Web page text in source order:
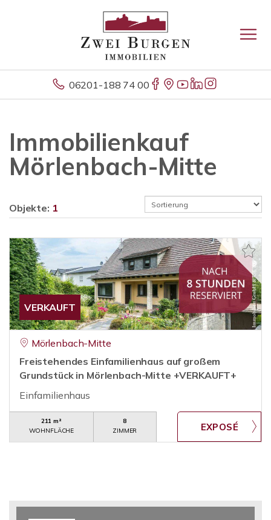
06201-188 74 00
Immobilienkauf
Mörlenbach-Mitte
Objekte: 1
VERKAUFT
Mörlenbach-Mitte
Freistehendes Einfamilienhaus auf großem
Grundstück in Mörlenbach-Mitte +VERKAUFT+
Einfamilienhaus
211 m²
WOHNFLÄCHE
8
ZIMMER